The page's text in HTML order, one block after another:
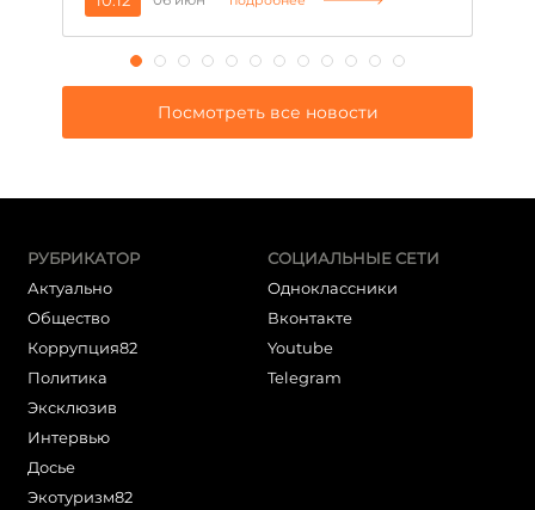
Посмотреть все новости
РУБРИКАТОР
Актуально
Общество
Коррупция82
Политика
Эксклюзив
Интервью
Досье
Экотуризм82
СОЦИАЛЬНЫЕ СЕТИ
Одноклассники
Вконтакте
Youtube
Telegram